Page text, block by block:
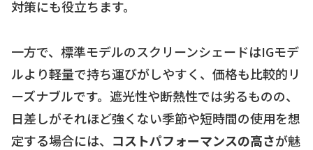
対策にも役立ちます。
一方で、標準モデルのスクリーンシェードはIGモデ
ルより軽量で持ち運びがしやすく、価格も比較的リ
ーズナブルです。遮光性や断熱性では劣るものの、
日差しがそれほど強くない季節や短時間の使用を想
定する場合には、 コストパフォーマンスの高さが魅